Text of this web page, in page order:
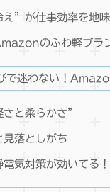
”が仕事効率を地味
のふわ軽ブラ
で迷わない！
と柔らかさ”
落としがち
気対策が効いてる！